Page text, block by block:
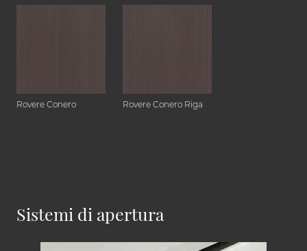
Rovere Conero Rovere Conero Riga
Sistemi di apertura